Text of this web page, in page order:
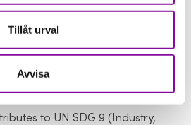
Tillåt urval
Avvisa
the standard for verified
to UN SDG 9 (Industry,